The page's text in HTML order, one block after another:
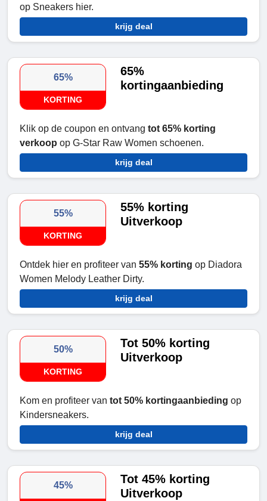
op Sneakers hier.
krijg deal
65%
KORTING
65%
kortingaanbieding
Klik op de coupon en ontvang tot 65% korting
verkoop op G-Star Raw Women schoenen.
krijg deal
55%
KORTING
55% korting
Uitverkoop
Ontdek hier en profiteer van 55% korting op Diadora
Women Melody Leather Dirty.
krijg deal
50%
KORTING
Tot 50% korting
Uitverkoop
Kom en profiteer van tot 50% kortingaanbieding op
Kindersneakers.
krijg deal
45%
Tot 45% korting
Uitverkoop